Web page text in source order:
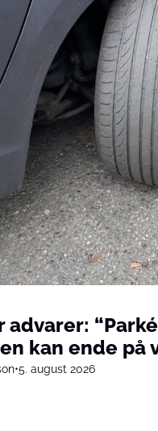
advarer:
kan ende på
•5. august 2026